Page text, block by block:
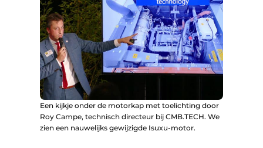
Een kijkje onder de motorkap met toelichting door
Roy Campe, technisch directeur bij CMB.TECH. We
zien een nauwelijks gewijzigde Isuxu-motor.